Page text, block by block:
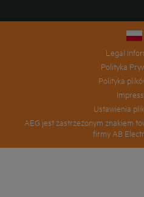
Legal
Polityka
Polityka
Ustawienia
AEG jest zastrzeżonym znakiem
firmy AB